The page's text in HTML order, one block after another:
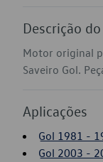
Descrição
Motor original
Saveiro Gol.
Aplicações
Gol 1981 -
Gol 2003 -